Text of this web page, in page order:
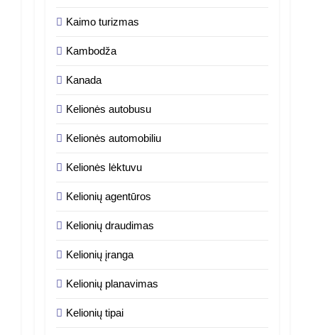
Kaimo turizmas
Kambodža
Kanada
Kelionės autobusu
Kelionės automobiliu
Kelionės lėktuvu
Kelionių agentūros
Kelionių draudimas
Kelionių įranga
Kelionių planavimas
Kelionių tipai